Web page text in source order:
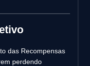
das Recompensas
perdendo